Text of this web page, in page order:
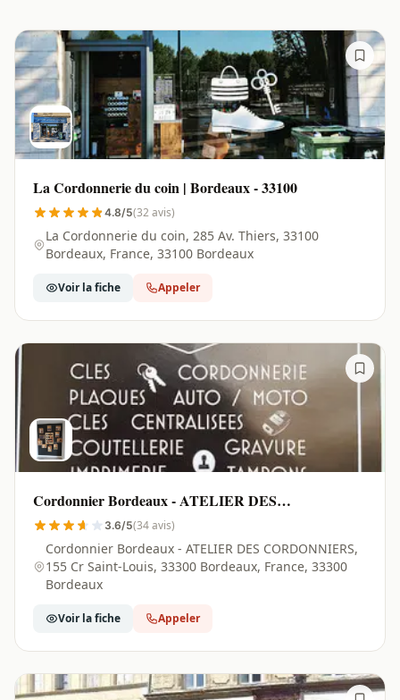
La Cordonnerie du coin | Bordeaux - 33100
4.8/5(32 avis)
La Cordonnerie du coin, 285 Av. Thiers, 33100
Bordeaux, France, 33100 Bordeaux
Voir la fiche Appeler
Cordonnier Bordeaux - ATELIER DES
CORDONNIERS | Bordeaux - 33300
3.6/5(34 avis)
Cordonnier Bordeaux - ATELIER DES CORDONNIERS,
155 Cr Saint-Louis, 33300 Bordeaux, France, 33300
Bordeaux
Voir la fiche Appeler